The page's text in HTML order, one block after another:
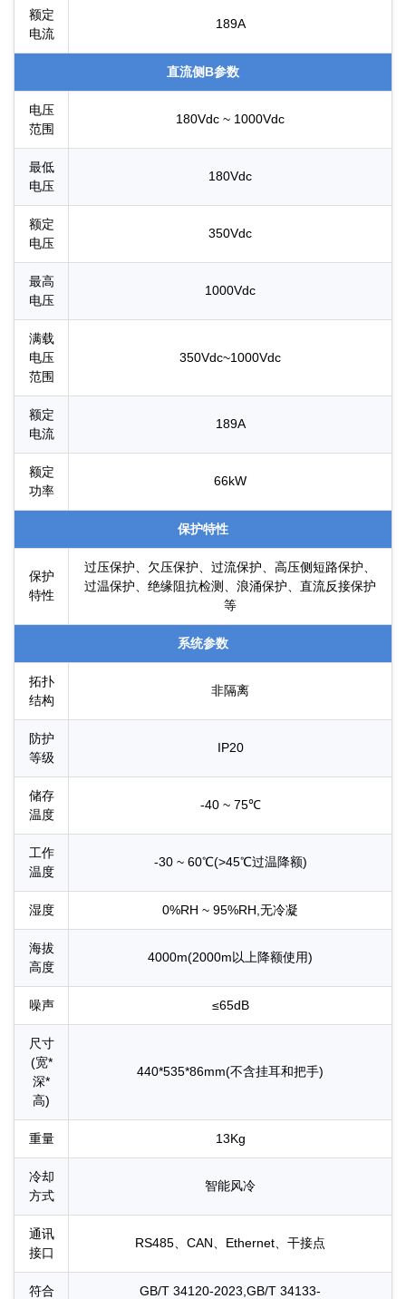
额定
电流
189A
直流侧B参数
电压
范围
180Vdc ~ 1000Vdc
最低
电压
180Vdc
额定
电压
350Vdc
最高
电压
1000Vdc
满载
电压
范围
350Vdc~1000Vdc
额定
电流
189A
额定
功率
66kW
保护特性
保护
特性
过压保护、欠压保护、过流保护、高压侧短路保护、
过温保护、绝缘阻抗检测、浪涌保护、直流反接保护
等
系统参数
拓扑
结构
非隔离
防护
等级
IP20
储存
温度
-40 ~ 75℃
工作
温度
-30 ~ 60℃(>45℃过温降额)
湿度 0%RH ~ 95%RH,无冷凝
海拔
高度
4000m(2000m以上降额使用)
噪声 ≤65dB
尺寸
(宽*
深*
高)
440*535*86mm(不含挂耳和把手)
重量 13Kg
冷却
方式
智能风冷
通讯
接口
RS485、CAN、Ethernet、干接点
符合
GB/T 34120-2023,GB/T 34133-